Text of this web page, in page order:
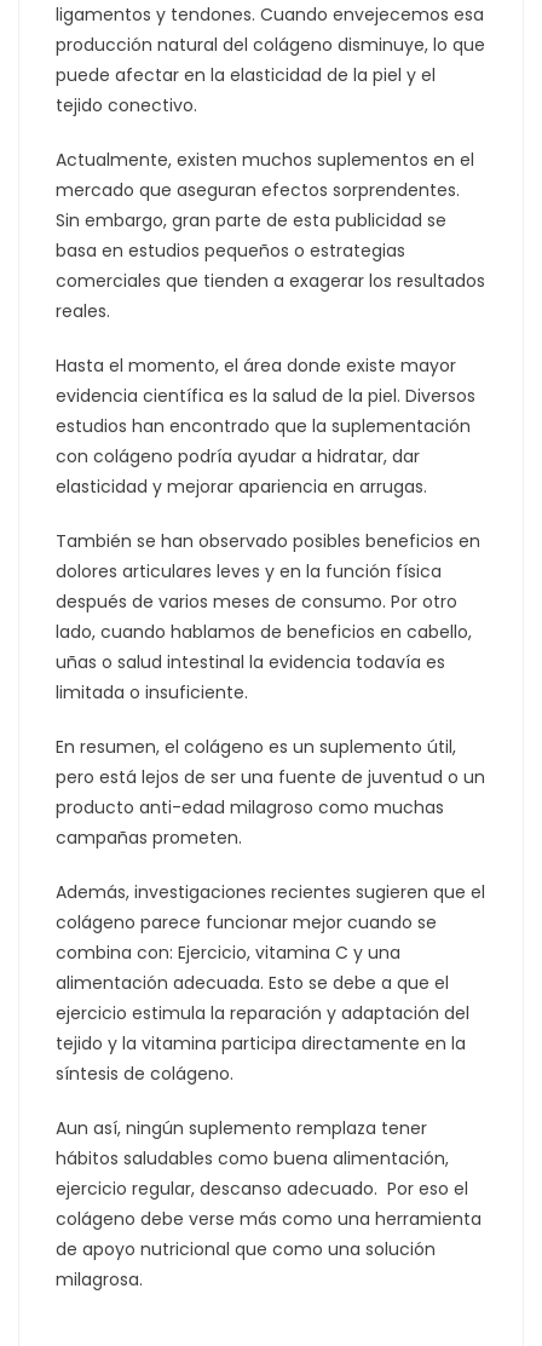
ligamentos y tendones. Cuando envejecemos esa
producción natural del colágeno disminuye, lo que
puede afectar en la elasticidad de la piel y el
tejido conectivo.
Actualmente, existen muchos suplementos en el
mercado que aseguran efectos sorprendentes.
Sin embargo, gran parte de esta publicidad se
basa en estudios pequeños o estrategias
comerciales que tienden a exagerar los resultados
reales.
Hasta el momento, el área donde existe mayor
evidencia científica es la salud de la piel. Diversos
estudios han encontrado que la suplementación
con colágeno podría ayudar a hidratar, dar
elasticidad y mejorar apariencia en arrugas.
También se han observado posibles beneficios en
dolores articulares leves y en la función física
después de varios meses de consumo. Por otro
lado, cuando hablamos de beneficios en cabello,
uñas o salud intestinal la evidencia todavía es
limitada o insuficiente.
En resumen, el colágeno es un suplemento útil,
pero está lejos de ser una fuente de juventud o un
producto anti-edad milagroso como muchas
campañas prometen.
Además, investigaciones recientes sugieren que el
colágeno parece funcionar mejor cuando se
combina con: Ejercicio, vitamina C y una
alimentación adecuada. Esto se debe a que el
ejercicio estimula la reparación y adaptación del
tejido y la vitamina participa directamente en la
síntesis de colágeno.
Aun así, ningún suplemento remplaza tener
hábitos saludables como buena alimentación,
ejercicio regular, descanso adecuado. Por eso el
colágeno debe verse más como una herramienta
de apoyo nutricional que como una solución
milagrosa.